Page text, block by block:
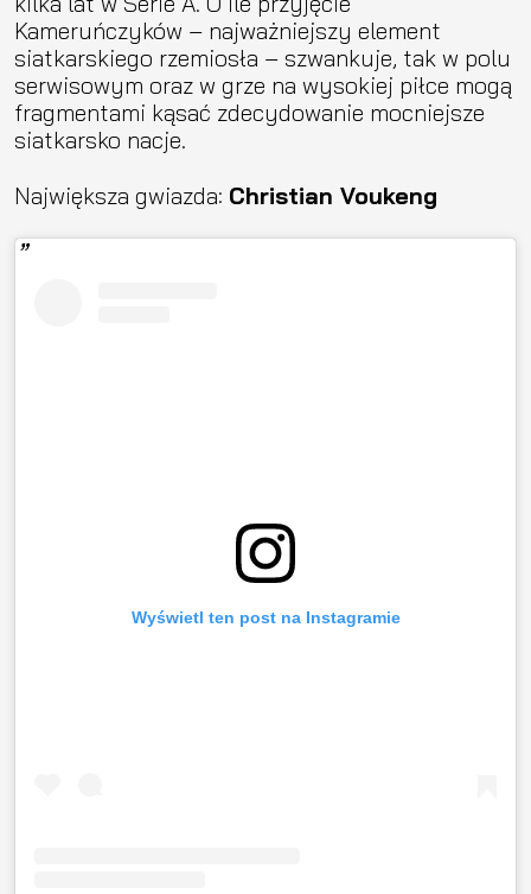
Kameruńczyków – najważniejszy element
siatkarskiego rzemiosła – szwankuje, tak w polu
serwisowym oraz w grze na wysokiej piłce mogą
fragmentami kąsać zdecydowanie mocniejsze
siatkarsko nacje.
Największa gwiazda: Christian Voukeng
Wyświetl ten post na Instagramie